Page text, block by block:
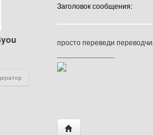
Посмотреть профиль
Заголовок сообщения:
просто переведи
Посетить сайт